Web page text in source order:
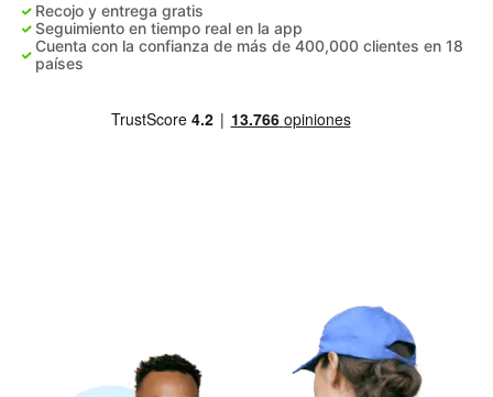
Descarga nuestra app
Recojo y entrega gratis
Seguimiento en tiempo real en la app
Cuenta con la confianza de más de 400,000 clientes en 18
países